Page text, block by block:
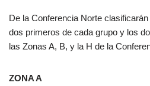
De la Conferencia Norte
dos primeros de cada grupo y los
las Zonas A, B, y la H de la
ZONA A